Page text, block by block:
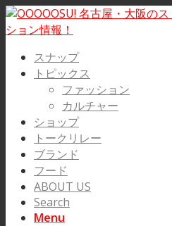
スナップ
トピックス
ファッション
カルチャー
ショップ
トークリレー
ブランド
フード
ABOUT US
Search
Menu